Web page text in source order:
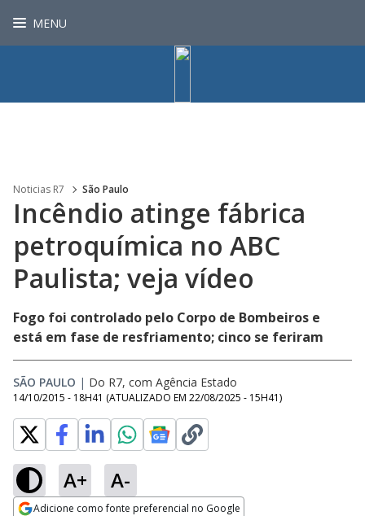
MENU
Noticias R7 São Paulo
Incêndio atinge fábrica
petroquímica no ABC
Paulista; veja vídeo
Fogo foi controlado pelo Corpo de Bombeiros e
está em fase de resfriamento; cinco se feriram
SÃO PAULO | Do R7, com Agência Estado
14/10/2015 - 18H41 (ATUALIZADO EM 22/08/2025 - 15H41)
A+ A-
Adicione como fonte preferencial no Google